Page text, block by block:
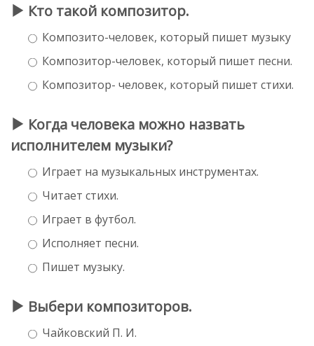
Кто такой композитор.
Композито-человек, который пишет музыку
Композитор-человек, который пишет песни.
Композитор- человек, который пишет стихи.
Когда человека можно назвать
исполнителем музыки?
Играет на музыкальных инструментах.
Читает стихи.
Играет в футбол.
Исполняет песни.
Пишет музыку.
Выбери композиторов.
Чайковский П. И.